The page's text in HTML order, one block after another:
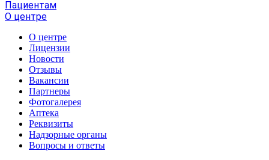
Пациентам
О центре
О центре
Лицензии
Новости
Отзывы
Вакансии
Партнеры
Фотогалерея
Аптека
Реквизиты
Надзорные органы
Вопросы и ответы